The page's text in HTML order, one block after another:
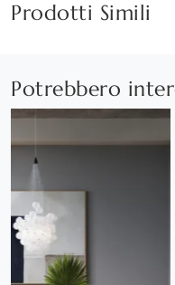
Prodotti Simili
Potrebbero